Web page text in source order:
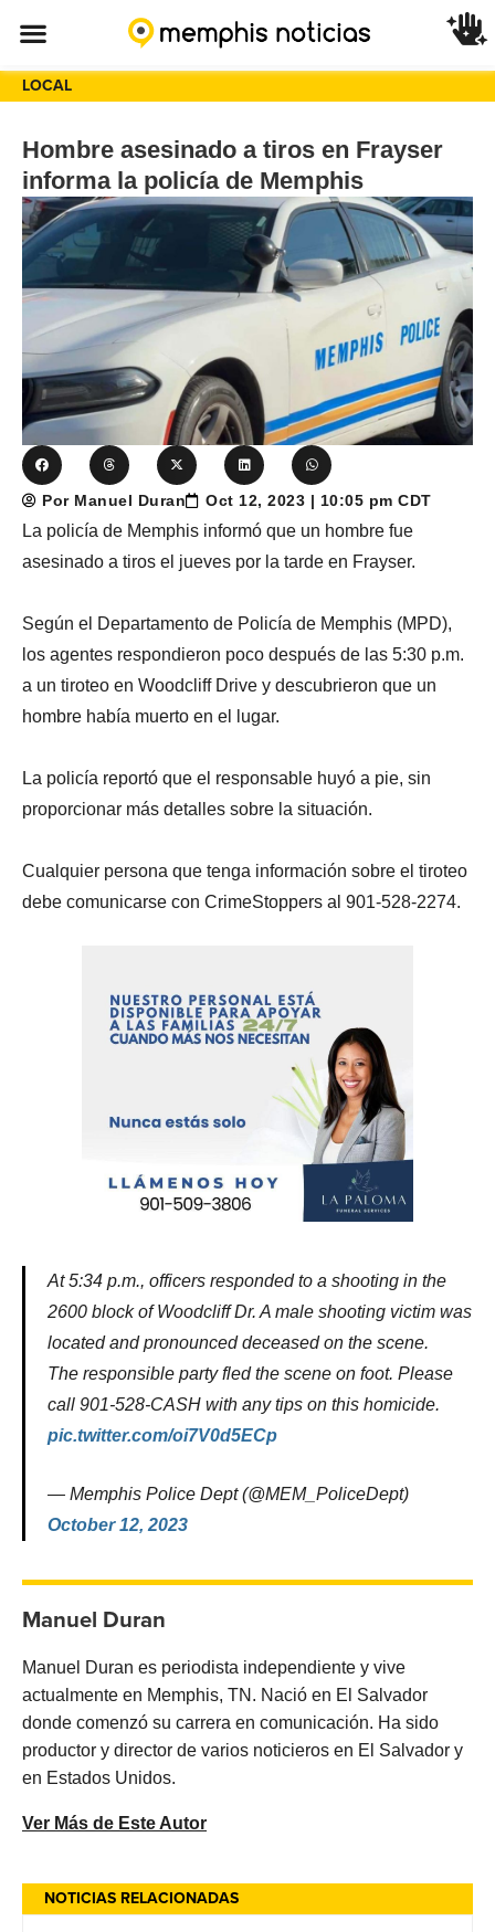
LOCAL
NOTICIAS RELACIONADAS
Hombre asesinado a tiros en Frayser
informa la policía de Memphis
Por Manuel Duran Oct 12, 2023 | 10:05 pm CDT
La policía de Memphis informó que un hombre fue
asesinado a tiros el jueves por la tarde en Frayser.
Según el Departamento de Policía de Memphis (MPD),
los agentes respondieron poco después de las 5:30 p.m.
a un tiroteo en Woodcliff Drive y descubrieron que un
hombre había muerto en el lugar.
La policía reportó que el responsable huyó a pie, sin
proporcionar más detalles sobre la situación.
Cualquier persona que tenga información sobre el tiroteo
debe comunicarse con CrimeStoppers al 901-528-2274.
At 5:34 p.m., officers responded to a shooting in the
2600 block of Woodcliff Dr. A male shooting victim was
located and pronounced deceased on the scene.
The responsible party fled the scene on foot. Please
call 901-528-CASH with any tips on this homicide.
pic.twitter.com/oi7V0d5ECp
— Memphis Police Dept (@MEM_PoliceDept)
October 12, 2023
Manuel Duran
Manuel Duran es periodista independiente y vive
actualmente en Memphis, TN. Nació en El Salvador
donde comenzó su carrera en comunicación. Ha sido
productor y director de varios noticieros en El Salvador y
en Estados Unidos.
Ver Más de Este Autor